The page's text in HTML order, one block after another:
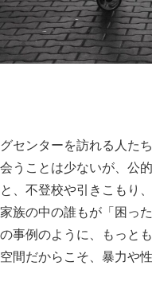
センターを訪れる人た
うことは少ないが、公
、不登校や引きこもり
族の中の誰もが「困っ
事例のように、もっと
間だからこそ、暴力や